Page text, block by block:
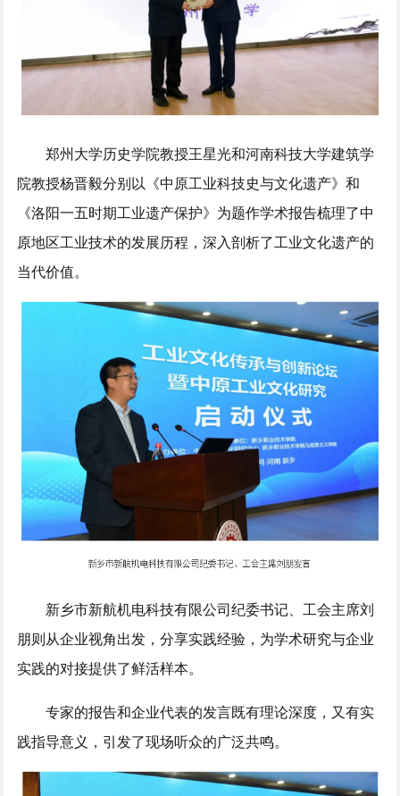
郑州大学历史学院教授王星光和河南科技大学建筑学
院教授杨晋毅分别以《中原工业科技史与文化遗产》和
《洛阳一五时期工业遗产保护》为题作学术报告梳理了中
原地区工业技术的发展历程，深入剖析了工业文化遗产的
当代价值。
新乡市新航机电科技有限公司纪委书记、工会主席刘
朋则从企业视角出发，分享实践经验，为学术研究与企业
实践的对接提供了鲜活样本。
专家的报告和企业代表的发言既有理论深度，又有实
践指导意义，引发了现场听众的广泛共鸣。